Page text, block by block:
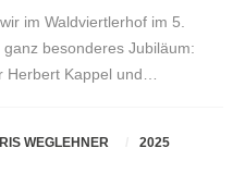
im Waldviertlerhof im 5.
besonderes Jubiläum:
Herbert Kappel und…
WEGLEHNER 2025